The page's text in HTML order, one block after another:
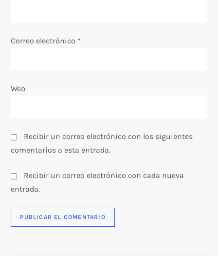
a
a
Correo electrónico *
Web
Recibir un correo electrónico con los siguientes
comentarios a esta entrada.
Recibir un correo electrónico con cada nueva
entrada.